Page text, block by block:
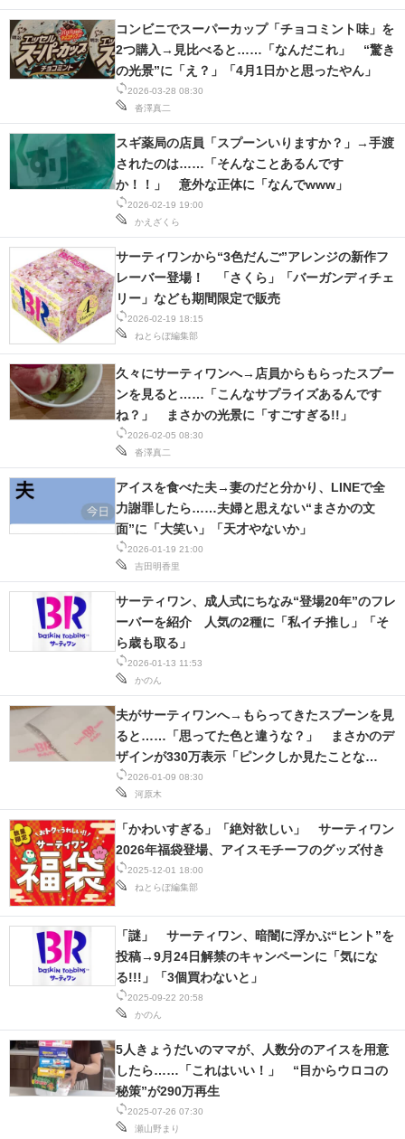
2026-03-28 08:30
沓澤真二
コンビニでスーパーカップ「チョコミント味」を
2つ購入→見比べると……「なんだこれ」 “驚き
の光景”に「え？」「4月1日かと思ったやん」
2026-02-19 19:00
かえざくら
スギ薬局の店員「スプーンいりますか？」→手渡
されたのは……「そんなことあるんです
か！！」 意外な正体に「なんでwww」
2026-02-19 18:15
ねとらぼ編集部
サーティワンから“3色だんご”アレンジの新作フ
レーバー登場！ 「さくら」「バーガンディチェ
リー」なども期間限定で販売
2026-02-05 08:30
沓澤真二
久々にサーティワンへ→店員からもらったスプー
ンを見ると……「こんなサプライズあるんです
ね？」 まさかの光景に「すごすぎる!!」
2026-01-19 21:00
吉田明香里
アイスを食べた夫→妻のだと分かり、LINEで全
力謝罪したら……夫婦と思えない“まさかの文
面”に「大笑い」「天才やないか」
2026-01-13 11:53
かのん
サーティワン、成人式にちなみ“登場20年”のフレ
ーバーを紹介 人気の2種に「私イチ推し」「そ
ら歳も取る」
2026-01-09 08:30
河原木
夫がサーティワンへ→もらってきたスプーンを見
ると……「思ってた色と違うな？」 まさかのデ
ザインが330万表示「ピンクしか見たことな
い!!」
2025-12-01 18:00
ねとらぼ編集部
「かわいすぎる」「絶対欲しい」 サーティワン
2026年福袋登場、アイスモチーフのグッズ付き
2025-09-22 20:58
かのん
「謎」 サーティワン、暗闇に浮かぶ“ヒント”を
投稿→9月24日解禁のキャンペーンに「気にな
る!!!」「3個買わないと」
2025-07-26 07:30
瀬山野まり
5人きょうだいのママが、人数分のアイスを用意
したら……「これはいい！」 “目からウロコの
秘策”が290万再生